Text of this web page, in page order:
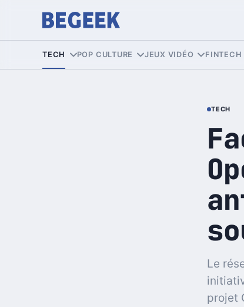
TECH POP CULTURE JEUX VIDÉO FINTECH
TECH
Le
projet